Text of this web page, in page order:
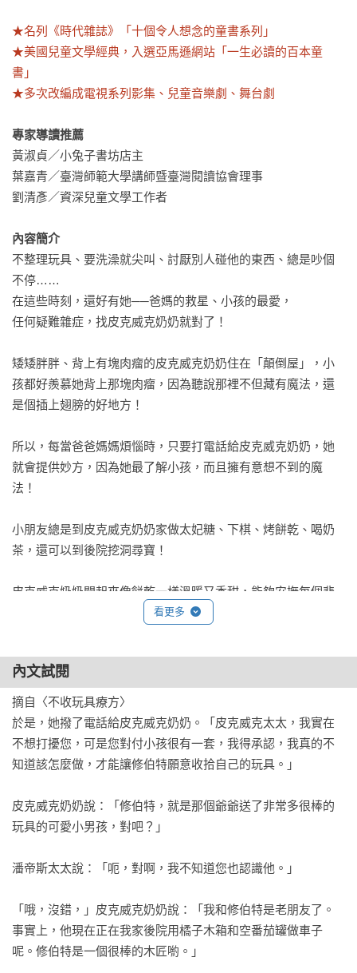
★名列《時代雜誌》「十個令人想念的童書系列」
★美國兒童文學經典，入選亞馬遜網站「一生必讀的百本童
書」
★多次改編成電視系列影集、兒童音樂劇、舞台劇
專家導讀推薦
黃淑貞／小兔子書坊店主
葉嘉青／臺灣師範大學講師暨臺灣閱讀協會理事
劉清彥／資深兒童文學工作者
內容簡介
不整理玩具、要洗澡就尖叫、討厭別人碰他的東西、總是吵個
不停……
在這些時刻，還好有她──爸媽的救星、小孩的最愛，
任何疑難雜症，找皮克威克奶奶就對了！
矮矮胖胖、背上有塊肉瘤的皮克威克奶奶住在「顛倒屋」，小
孩都好羨慕她背上那塊肉瘤，因為聽說那裡不但藏有魔法，還
是個插上翅膀的好地方！
所以，每當爸爸媽媽煩惱時，只要打電話給皮克威克奶奶，她
就會提供妙方，因為她最了解小孩，而且擁有意想不到的魔
法！
小朋友總是到皮克威克奶奶家做太妃糖、下棋、烤餅乾、喝奶
茶，還可以到後院挖洞尋寶！
皮克威克奶奶聞起來像餅乾一樣溫暖又香甜，能夠安撫每個悲
傷難過的小孩，她喜歡每一個小孩，也知道怎麼解決孩子們大
本系列完整書單（共四冊）
《皮克威克奶奶》
《皮克威克奶奶2神奇魔法藥方》
《皮克威克奶奶3農場好好玩》
《皮克威克奶奶4驚奇魔法箱》
看更多
內文試閱
摘自〈不收玩具療方〉
於是，她撥了電話給皮克威克奶奶。「皮克威克太太，我實在
不想打擾您，可是您對付小孩很有一套，我得承認，我真的不
知道該怎麼做，才能讓修伯特願意收拾自己的玩具。」
皮克威克奶奶說：「修伯特，就是那個爺爺送了非常多很棒的
玩具的可愛小男孩，對吧？」
潘帝斯太太說：「呃，對啊，我不知道您也認識他。」
「哦，沒錯，」皮克威克奶奶說：「我和修伯特是老朋友了。
事實上，他現在正在我家後院用橘子木箱和空番茄罐做車子
呢。修伯特是一個很棒的木匠喲。」